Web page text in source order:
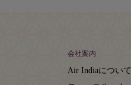
会社案内
Air Indiaについて